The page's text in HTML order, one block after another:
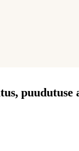
puudutuse